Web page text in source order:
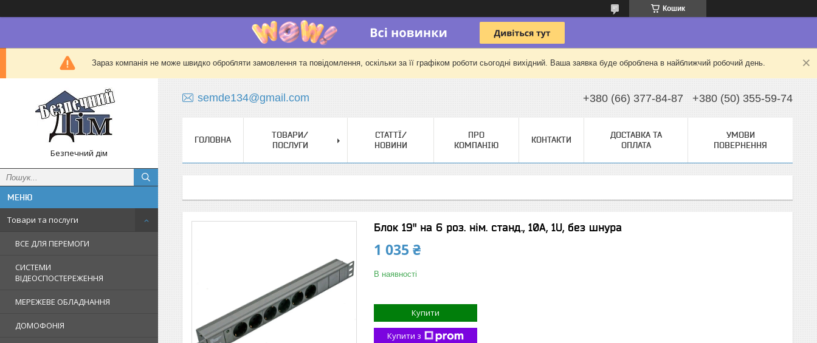
Кошик
Зараз компанія не може швидко обробляти замовлення та повідомлення, оскільки за її графіком роботи сьогодні вихідний. Ваша заявка буде оброблена в найближчий робочий день.
Безпечний дім
Товари та послуги
ВСЕ ДЛЯ ПЕРЕМОГИ
СИСТЕМИ
ВІДЕОСПОСТЕРЕЖЕННЯ
МЕРЕЖЕВЕ ОБЛАДНАННЯ
ДОМОФОНІЯ
semde134@gmail.com +380 (66) 377-84-87 +380 (50) 355-59-74
ГОЛОВНА
ТОВАРИ/
ПОСЛУГИ
СТАТТЇ/
НОВИНИ
ПРО
КОМПАНІЮ
КОНТАКТИ
ДОСТАВКА ТА
ОПЛАТА
УМОВИ
ПОВЕРНЕННЯ
Блок 19" на 6 роз. нім. станд., 10А, 1U, без шнура
1 035 ₴
В наявності
Купити
Купити з